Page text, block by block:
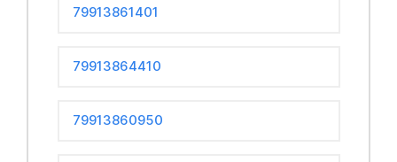
79913861401
79913864410
79913860950